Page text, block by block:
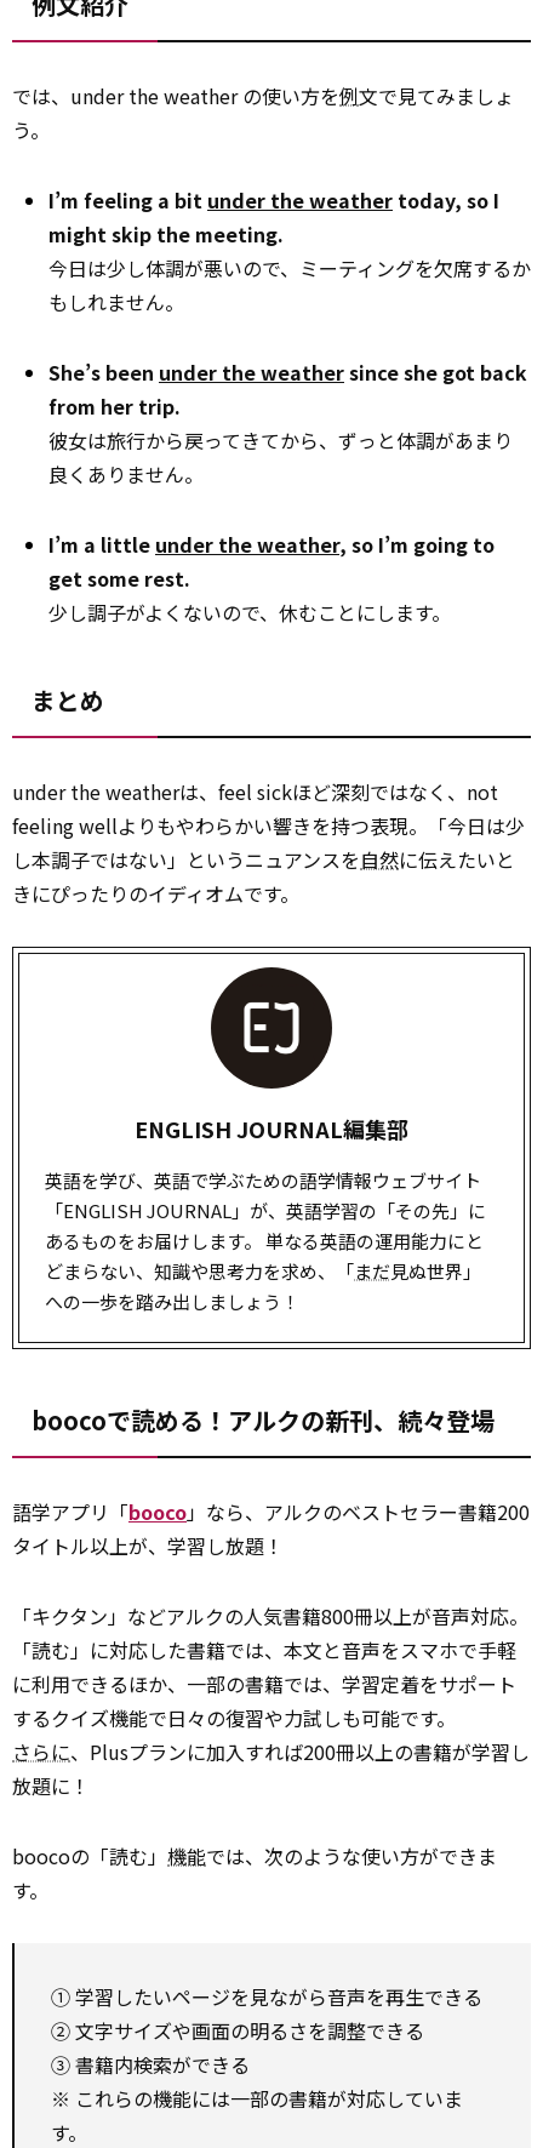
では、under the weather の使い方を例文で見てみましょ
う。
I’m feeling a bit under the weather today, so I
might skip the meeting.
今日は少し体調が悪いので、ミーティングを欠席するか
もしれません。
She’s been under the weathersince she got back
from her trip.
彼女は旅行から戻ってきてから、ずっと体調があまり
良くありません。
I’m a little under the weather, so I’m going to
get some rest.
少し調子がよくないので、休むことにします。
まとめ
under the weatherは、feel sickほど深刻ではなく、not
feeling wellよりもやわらかい響きを持つ表現。「今日は少
し本調子ではない」というニュアンスを自然に伝えたいと
きにぴったりのイディオムです。
ENGLISH JOURNAL編集部
英語を学び、英語で学ぶための語学情報ウェブサイト
「ENGLISH JOURNAL」が、英語学習の「その先」に
あるものをお届けします。 単なる英語の運用能力にと
どまらない、知識や思考力を求め、「まだ見ぬ世界」
への一歩を踏み出しましょう！
boocoで読める！アルクの新刊、続々登場
語学アプリ「booco」なら、アルクのベストセラー書籍200
タイトル以上が、学習し放題！
「キクタン」などアルクの人気書籍800冊以上が音声対応。
「読む」に対応した書籍では、本文と音声をスマホで手軽
に利用できるほか、一部の書籍では、学習定着をサポート
するクイズ機能で日々の復習や力試しも可能です。
さらに、Plusプランに加入すれば200冊以上の書籍が学習し
放題に！
boocoの「読む」 機能では、次のような使い方ができま
す。
① 学習したいページを見ながら音声を再生できる
② 文字サイズや画面の明るさを調整できる
③ 書籍内検索ができる
※ これらの機能には一部の書籍が対応していま
す。